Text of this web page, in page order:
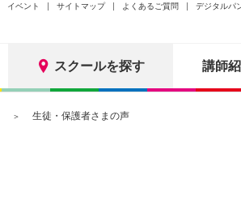
イベント サイトマップ よくあるご質問 デジタルパ
スクールを探す 講師
生徒・保護者さまの声